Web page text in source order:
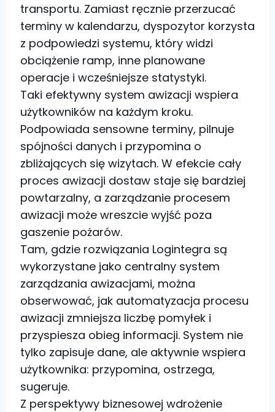
transportu. Zamiast ręcznie przerzucać
terminy w kalendarzu, dyspozytor korzysta
z podpowiedzi systemu, który widzi
obciążenie ramp, inne planowane
operacje i wcześniejsze statystyki.
Taki efektywny system awizacji wspiera
użytkowników na każdym kroku.
Podpowiada sensowne terminy, pilnuje
spójności danych i przypomina o
zbliżających się wizytach. W efekcie cały
proces awizacji dostaw staje się bardziej
powtarzalny, a zarządzanie procesem
awizacji może wreszcie wyjść poza
gaszenie pożarów.
Tam, gdzie rozwiązania Logintegra są
wykorzystane jako centralny system
zarządzania awizacjami, można
obserwować, jak automatyzacja procesu
awizacji zmniejsza liczbę pomyłek i
przyspiesza obieg informacji. System nie
tylko zapisuje dane, ale aktywnie wspiera
użytkownika: przypomina, ostrzega,
sugeruje.
Z perspektywy biznesowej wdrożenie